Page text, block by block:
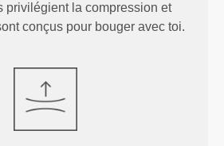
privilégient la compression et
conçus pour bouger avec toi.